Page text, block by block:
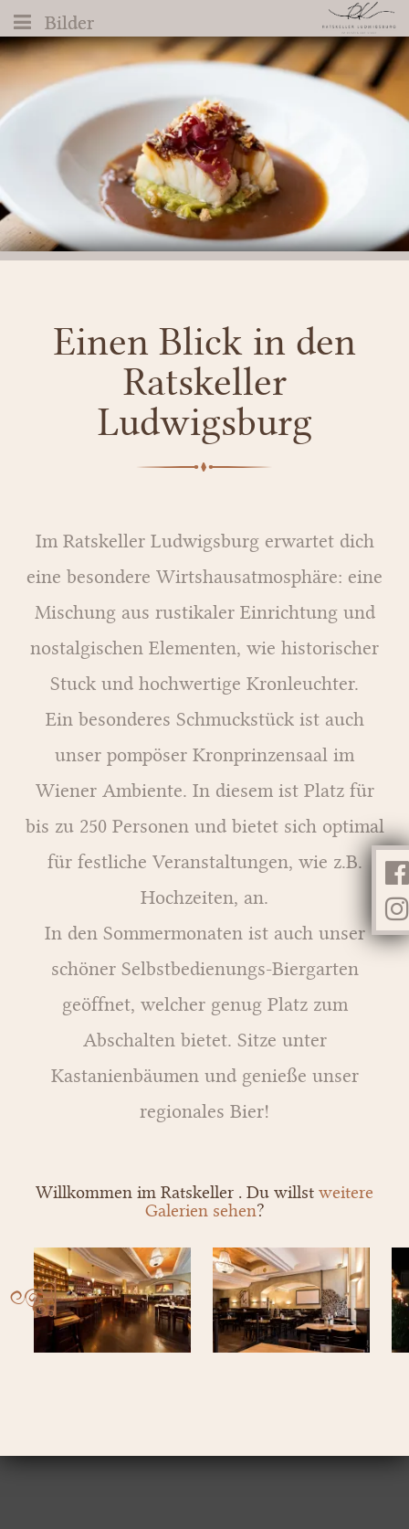
Bilder
Bilder
Einen Blick in den
Ratskeller
Ludwigsburg
Im Ratskeller Ludwigsburg erwartet dich
eine besondere Wirtshausatmosphäre: eine
Mischung aus rustikaler Einrichtung und
nostalgischen Elementen, wie historischer
Stuck und hochwertige Kronleuchter.
Ein besonderes Schmuckstück ist auch
unser pompöser Kronprinzensaal im
Wiener Ambiente. In diesem ist Platz für
bis zu 250 Personen und bietet sich optimal
für festliche Veranstaltungen, wie z.B.
Hochzeiten, an.
In den Sommermonaten ist auch unser
schöner Selbstbedienungs-Biergarten
geöffnet, welcher genug Platz zum
Abschalten bietet. Sitze unter
Kastanienbäumen und genieße unser
regionales Bier!
Willkommen im Ratskeller . Du willst weitere
Galerien sehen?